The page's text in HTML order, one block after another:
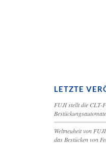
LETZTE
FUJI stellt die CLT-
Weltneuheit von
das Bestücken von